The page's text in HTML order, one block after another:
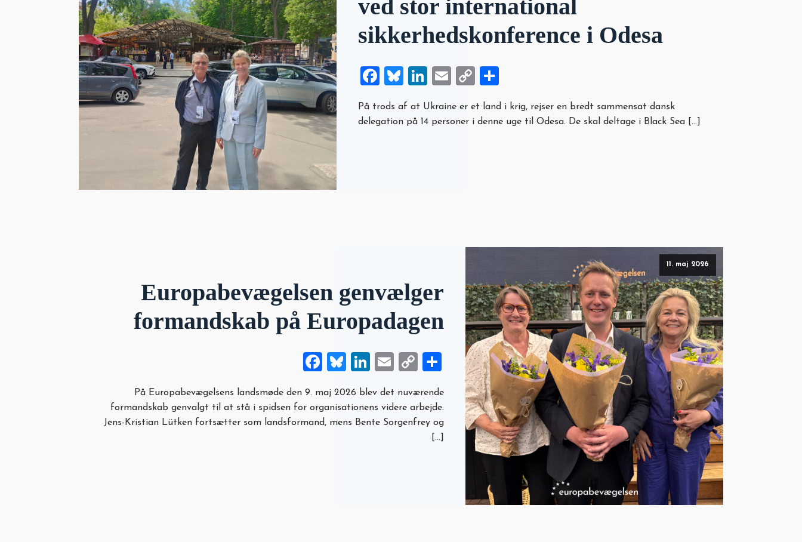
ved stor international
sikkerhedskonference i Odesa
Facebook
Bluesky
LinkedIn
EmailCopy
På trods af at Ukraine er et land i krig, rejser en bredt sammensat dansk
delegation på 14 personer i denne uge til Odesa. De skal deltage i Black Sea […]
11. maj 2026
Europabevægelsen genvælger
formandskab på Europadagen
Facebook
Bluesky
LinkedIn
EmailCopyShare
På Europabevægelsens landsmøde den 9. maj 2026 blev det nuværende
formandskab genvalgt til at stå i spidsen for organisationens videre arbejde.
Jens-Kristian Lütken fortsætter som landsformand, mens Bente Sorgenfrey og
[…]